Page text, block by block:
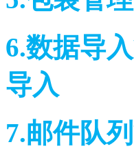
6.数据导
导入
7.邮件队